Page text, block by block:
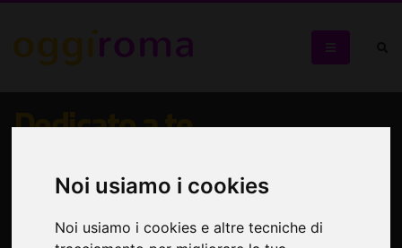
Noi usiamo i cookies
Noi usiamo i cookies e altre tecniche di
Dedicato a te